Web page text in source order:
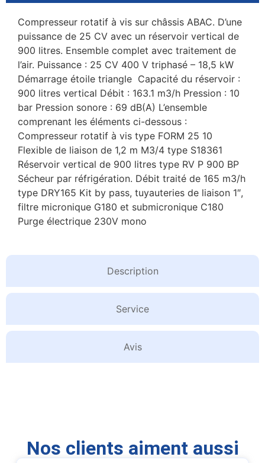
Description
Service
Avis
Compresseur rotatif à vis sur châssis ABAC. D’une
puissance de 25 CV avec un réservoir vertical de
900 litres. Ensemble complet avec traitement de
l’air. Puissance : 25 CV 400 V triphasé – 18,5 kW
Démarrage étoile triangle Capacité du réservoir :
900 litres vertical Débit : 163.1 m3/h Pression : 10
bar Pression sonore : 69 dB(A) L’ensemble
comprenant les éléments ci-dessous :
Compresseur rotatif à vis type FORM 25 10
Flexible de liaison de 1,2 m M3/4 type S18361
Réservoir vertical de 900 litres type RV P 900 BP
Sécheur par réfrigération. Débit traité de 165 m3/h
type DRY165 Kit by pass, tuyauteries de liaison 1″,
filtre micronique G180 et submicronique C180
Purge électrique 230V mono
Nos clients aiment aussi